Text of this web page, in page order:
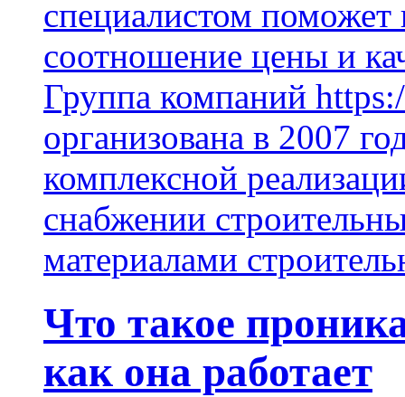
специалистом поможет
соотношение цены и
Группа компаний
организована в 2007
комплексной
снабжении
материалами
Что такое
как она работает